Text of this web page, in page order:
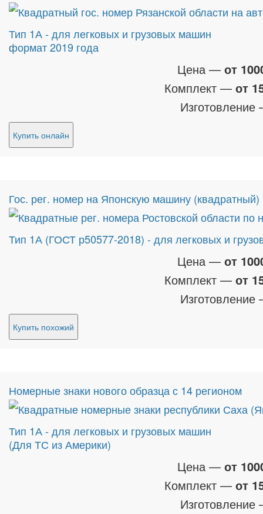
Тип 1А - для легковых и грузовых машин
формат 2019 года
Цена — от
Комплект — от
Купить онлайн
Гос. рег. номер на Японскую машину (квадратный)
Тип 1А (ГОСТ р50577-2018) - для легковых и
Цена — от
Комплект — от
Купить похожий
Номерные знаки нового образца с 14 регионом
Тип 1А - для легковых и грузовых машин
(Для ТС из Америки)
Цена — от
Комплект — от